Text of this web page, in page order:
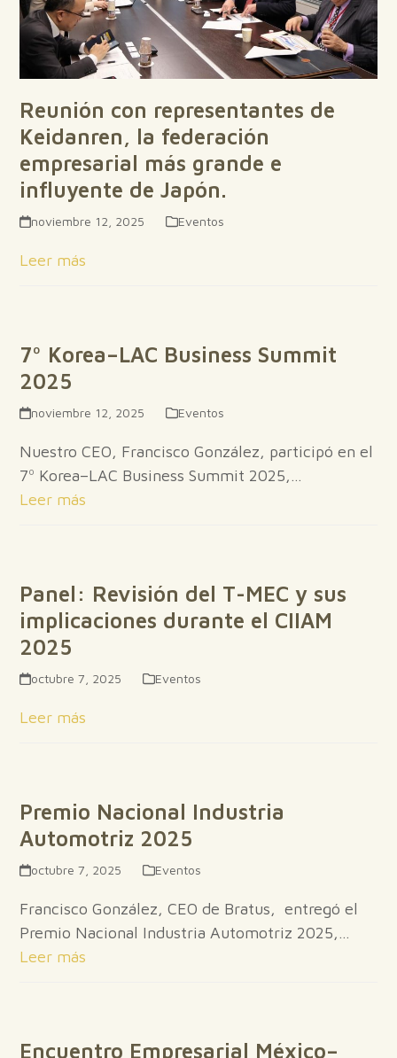
Reunión con representantes de
Keidanren, la federación
empresarial más grande e
influyente de Japón.
noviembre 12, 2025 Eventos
Leer más
7º Korea–LAC Business Summit
2025
noviembre 12, 2025 Eventos
Nuestro CEO, Francisco González, participó en el
7º Korea–LAC Business Summit 2025,…
Leer más
Panel: Revisión del T-MEC y sus
implicaciones durante el CIIAM
2025
octubre 7, 2025 Eventos
Leer más
Premio Nacional Industria
Automotriz 2025
octubre 7, 2025 Eventos
Francisco González, CEO de Bratus, entregó el
Premio Nacional Industria Automotriz 2025,…
Leer más
Encuentro Empresarial México–